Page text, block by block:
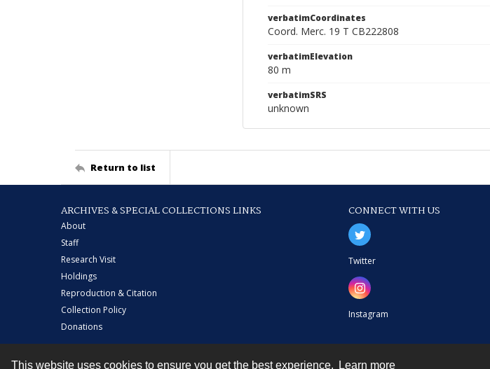
This website uses cookies to ensure you get the best experience. Learn more
verbatimCoordinates
Coord. Merc. 19 T CB222808
verbatimElevation
80 m
verbatimSRS
unknown
Return to list
ARCHIVES & SPECIAL COLLECTIONS LINKS
About
Staff
Research Visit
Holdings
Reproduction & Citation
Collection Policy
Donations
CONNECT WITH US
Twitter
Instagram